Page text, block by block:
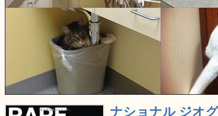
ナショナル ジオ